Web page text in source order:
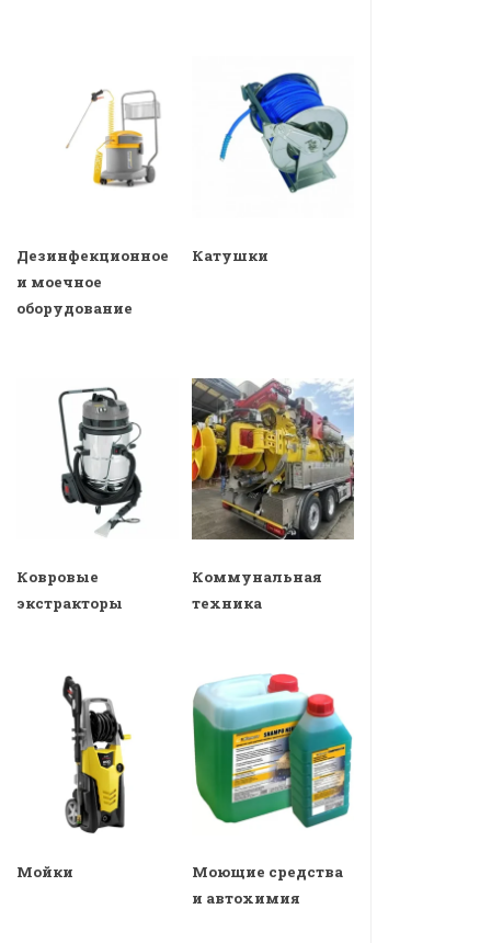
Дезинфекционное
и моечное
оборудование
Катушки
Ковровые
экстракторы
Коммунальная
техника
Мойки
Моющие средства
и автохимия